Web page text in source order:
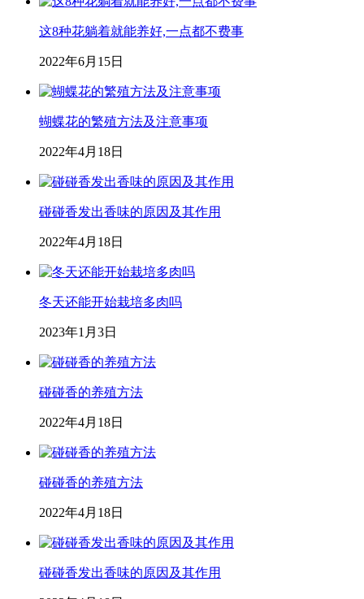
这8种花躺着就能养好,一点都不费事
2022年6月15日
蝴蝶花的繁殖方法及注意事项
2022年4月18日
碰碰香发出香味的原因及其作用
2022年4月18日
冬天还能开始栽培多肉吗
2023年1月3日
碰碰香的养殖方法
2022年4月18日
碰碰香的养殖方法
2022年4月18日
碰碰香发出香味的原因及其作用